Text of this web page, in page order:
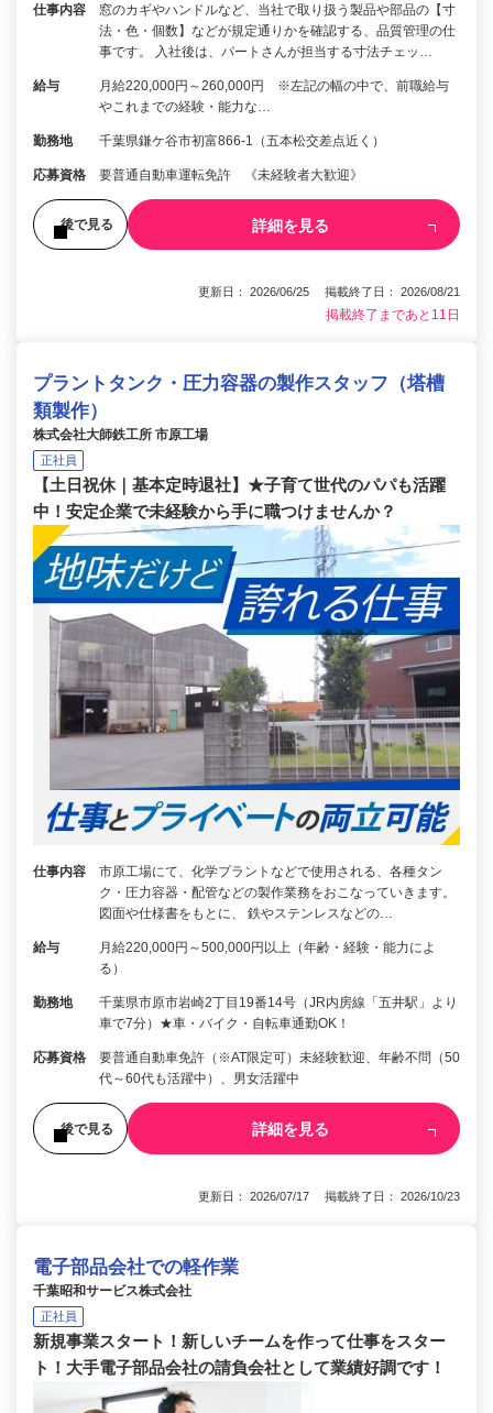
仕事内容
窓のカギやハンドルなど、当社で取り扱う製品や部品の【寸
法・色・個数】などが規定通りかを確認する、品質管理の仕
事です。 入社後は、パートさんが担当する寸法チェッ…
給与
月給220,000円～260,000円 ※左記の幅の中で、前職給与
やこれまでの経験・能力な…
勤務地 千葉県鎌ケ谷市初富866-1（五本松交差点近く）
応募資格 要普通自動車運転免許 《未経験者大歓迎》
後で見る 詳細を見る
更新日： 2026/06/25 掲載終了日： 2026/08/21
掲載終了まであと11日
プラントタンク・圧力容器の製作スタッフ（塔槽
類製作）
株式会社大師鉄工所 市原工場
正社員
【土日祝休｜基本定時退社】★子育て世代のパパも活躍
中！安定企業で未経験から手に職つけませんか？
仕事内容
市原工場にて、化学プラントなどで使用される、各種タン
ク・圧力容器・配管などの製作業務をおこなっていきます。
図面や仕様書をもとに、 鉄やステンレスなどの…
給与
月給220,000円～500,000円以上（年齢・経験・能力によ
る）
勤務地
千葉県市原市岩崎2丁目19番14号（JR内房線「五井駅」より
車で7分）★車・バイク・自転車通勤OK！
応募資格
要普通自動車免許（※AT限定可）未経験歓迎、年齢不問（50
代～60代も活躍中）、男女活躍中
後で見る 詳細を見る
更新日： 2026/07/17 掲載終了日： 2026/10/23
電子部品会社での軽作業
千葉昭和サービス株式会社
正社員
新規事業スタート！新しいチームを作って仕事をスター
ト！大手電子部品会社の請負会社として業績好調です！